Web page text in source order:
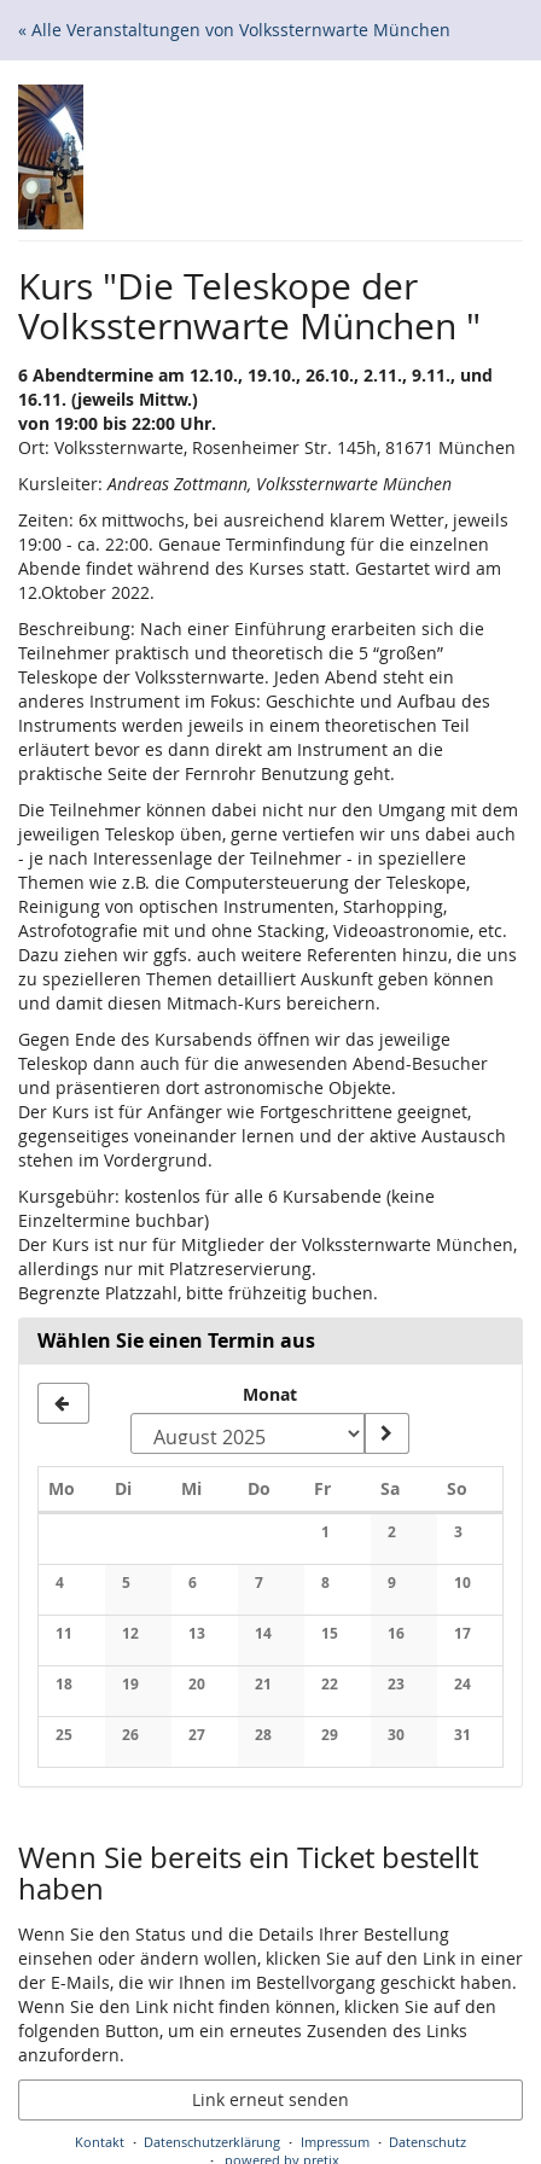
Zum
springen
« Alle Veranstaltungen von Volkssternwarte München
Kurs "Die Teleskope der
Volkssternwarte München "
6 Abendtermine am 12.10., 19.10., 26.10., 2.11., 9.11., und
16.11. (jeweils Mittw.)
von 19:00 bis 22:00 Uhr.
Ort: Volkssternwarte, Rosenheimer Str. 145h, 81671 München
Kursleiter:Andreas Zottmann, Volkssternwarte München
Zeiten: 6x mittwochs, bei ausreichend klarem Wetter, jeweils
19:00 - ca. 22:00. Genaue Terminfindung für die einzelnen
Abende findet während des Kurses statt. Gestartet wird am
12.Oktober 2022.
Beschreibung: Nach einer Einführung erarbeiten sich die
Teilnehmer praktisch und theoretisch die 5 “großen”
Teleskope der Volkssternwarte. Jeden Abend steht ein
anderes Instrument im Fokus: Geschichte und Aufbau des
Instruments werden jeweils in einem theoretischen Teil
erläutert bevor es dann direkt am Instrument an die
praktische Seite der Fernrohr Benutzung geht.
Die Teilnehmer können dabei nicht nur den Umgang mit dem
jeweiligen Teleskop üben, gerne vertiefen wir uns dabei auch
- je nach Interessenlage der Teilnehmer - in speziellere
Themen wie z.B. die Computersteuerung der Teleskope,
Reinigung von optischen Instrumenten, Starhopping,
Astrofotografie mit und ohne Stacking, Videoastronomie, etc.
Dazu ziehen wir ggfs. auch weitere Referenten hinzu, die uns
zu spezielleren Themen detailliert Auskunft geben können
und damit diesen Mitmach-Kurs bereichern.
Gegen Ende des Kursabends öffnen wir das jeweilige
Teleskop dann auch für die anwesenden Abend-Besucher
und präsentieren dort astronomische Objekte.
Der Kurs ist für Anfänger wie Fortgeschrittene geeignet,
gegenseitiges voneinander lernen und der aktive Austausch
stehen im Vordergrund.
Kursgebühr: kostenlos für alle 6 Kursabende (keine
Einzeltermine buchbar)
Der Kurs ist nur für Mitglieder der Volkssternwarte München,
allerdings nur mit Platzreservierung.
Begrenzte Platzzahl, bitte frühzeitig buchen.
Wählen Sie einen Termin aus
Monat
Mo Montag
DiDienstag
MiMittwoch
Do Donnerstag
FrFreitagSaSamstag
So
1
Keine Veranstaltungen
2
Keine
3
Keine
4
Keine Veranstaltungen
5
Keine Veranstaltungen
6
Keine Veranstaltungen
7
Keine Veranstaltungen
8
Keine Veranstaltungen
9
Keine
10
Keine
11
Keine Veranstaltungen
12
Keine Veranstaltungen
13
Keine Veranstaltungen
14
Keine Veranstaltungen
15
Keine Veranstaltungen
16
Keine
17
Keine
18
Keine Veranstaltungen
19
Keine Veranstaltungen
20
Keine Veranstaltungen
21
Keine Veranstaltungen
22
Keine Veranstaltungen
23
Keine
24
Keine
25
Keine Veranstaltungen
26
Keine Veranstaltungen
27
Keine Veranstaltungen
28
Keine Veranstaltungen
29
Keine Veranstaltungen
30
Keine
31
Keine
Wenn Sie bereits ein Ticket bestellt
haben
Wenn Sie den Status und die Details Ihrer Bestellung
einsehen oder ändern wollen, klicken Sie auf den Link in einer
der E-Mails, die wir Ihnen im Bestellvorgang geschickt haben.
Wenn Sie den Link nicht finden können, klicken Sie auf den
folgenden Button, um ein erneutes Zusenden des Links
anzufordern.
Link erneut senden
Kontakt Datenschutzerklärung Impressum
Datenschutz
powered by pretix